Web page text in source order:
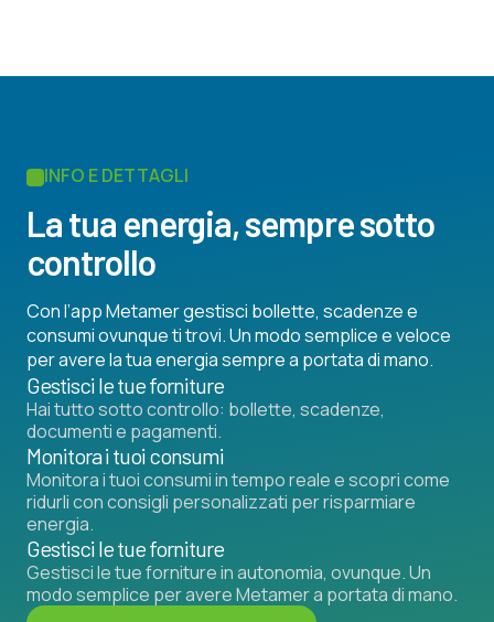
INFO E DETTAGLI
La tua energia, sempre sotto
controllo
Con l’app Metamer gestisci bollette, scadenze e
consumi ovunque ti trovi. Un modo semplice e veloce
per avere la tua energia sempre a portata di mano.
Gestisci le tue forniture
Hai tutto sotto controllo: bollette, scadenze,
documenti e pagamenti.
Monitora i tuoi consumi
Monitora i tuoi consumi in tempo reale e scopri come
ridurli con consigli personalizzati per risparmiare
energia.
Gestisci le tue forniture
Gestisci le tue forniture in autonomia, ovunque. Un
modo semplice per avere Metamer a portata di mano.